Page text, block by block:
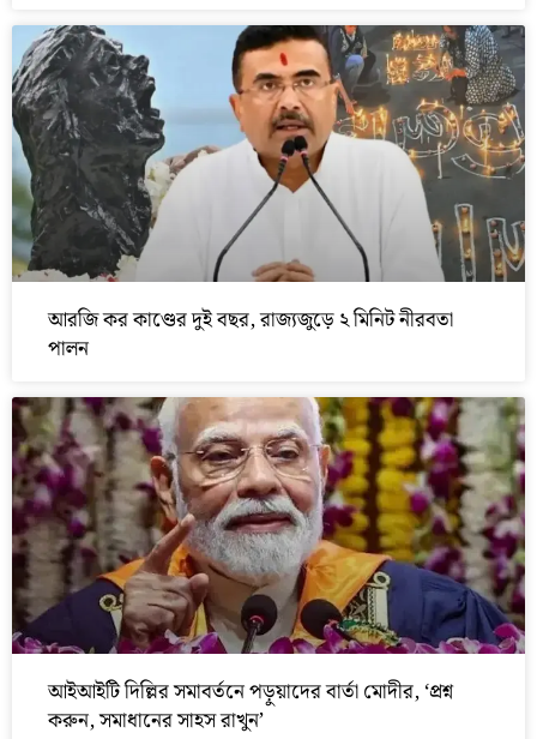
আরজি কর কাণ্ডের দুই বছর, রাজ্যজুড়ে ২ মিনিট নীরবতা
পালন
আইআইটি দিল্লির সমাবর্তনে পড়ুয়াদের বার্তা মোদীর, ‘প্রশ্ন
করুন, সমাধানের সাহস রাখুন’